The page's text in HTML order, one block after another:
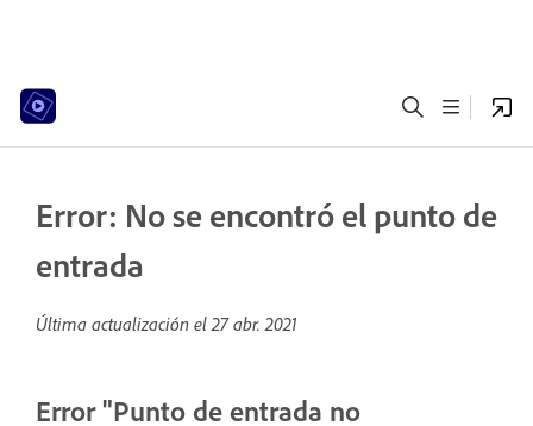
Error: No se encontró el punto de
entrada
Última actualización el27 abr. 2021
Error "Punto de entrada no